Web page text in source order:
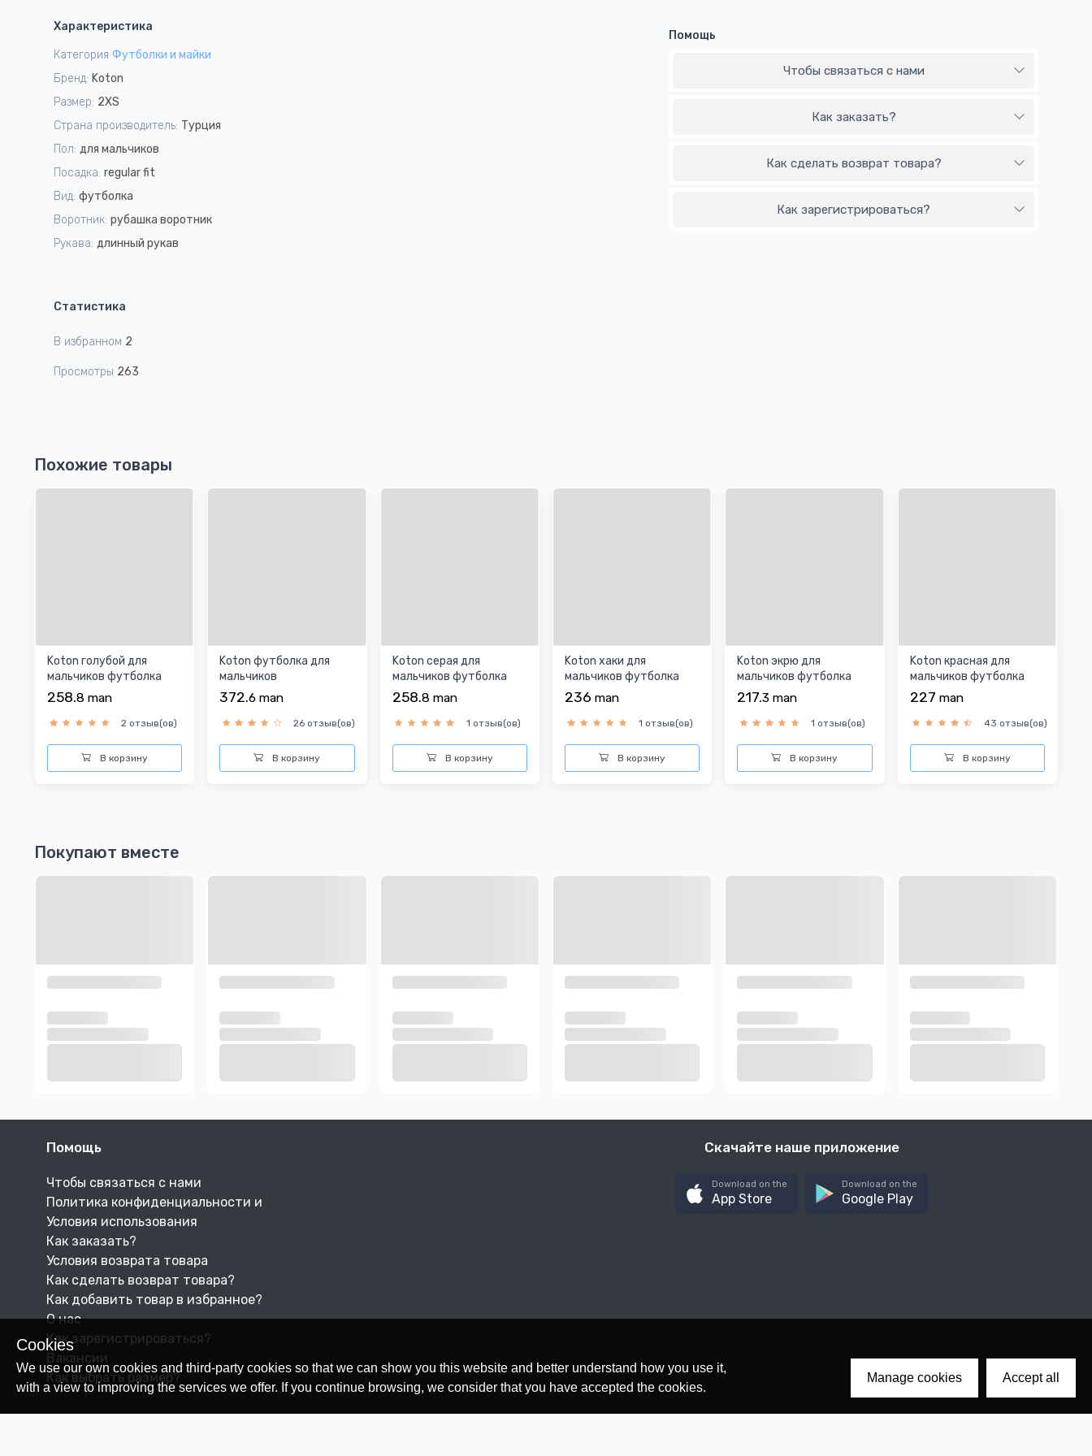
3
Характеристика
Категория Футболки и майки
Бренд: Koton
Размер: 2XS
Страна производитель: Турция
Пол: для мальчиков
Посадка: regular fit
Вид: футболка
Воротник: рубашка воротник
Рукава: длинный рукав
Статистика
В избранном 2
Просмотры 263
Помощь
Чтобы связаться с нами
Как заказать?
Как сделать возврат товара?
Как зарегистрироваться?
Похожие товары
Koton голубой для
мальчиков футболка
258.8 man
2 отзыв(ов)
В корзину
Koton футболка для
мальчиков
372.6 man
26 отзыв(ов)
В корзину
Koton серая для
мальчиков футболка
258.8 man
1 отзыв(ов)
В корзину
Koton хаки для
мальчиков футболка
236 man
1 отзыв(ов)
В корзину
Koton экрю для
мальчиков футболка
217.3 man
1 отзыв(ов)
В корзину
Koton красная для
мальчиков футболка
227 man
43 отзыв(ов)
В корзину
Покупают вместе
Cookies
We use our own cookies and third-party cookies so that we can show you this website and better understand how you use it,
with a view to improving the services we offer. If you continue browsing, we consider that you have accepted the cookies.
Manage cookies Accept all
Помощь
Чтобы связаться с нами
Политика конфиденциальности и
Условия использования
Как заказать?
Условия возврата товара
Как сделать возврат товара?
Как добавить товар в избранное?
О нас
Как зарегистрироваться?
Вакансии
Как выбрать размер?
Скачайте наше приложение
Download on the
App Store
Download on the
Google Play